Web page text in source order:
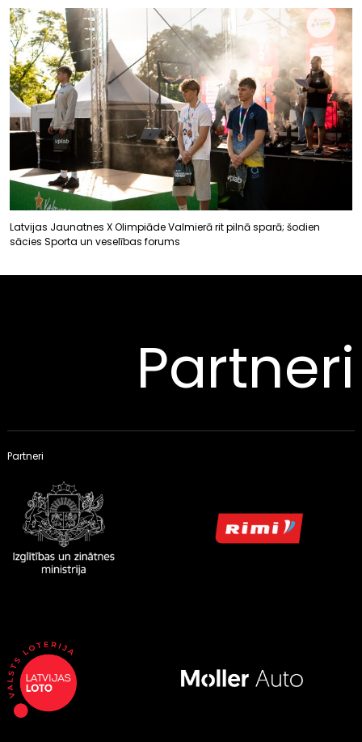
Latvijas Jaunatnes X Olimpiāde Valmierā rit pilnā sparā; šodien
sācies Sporta un veselības forums
Partneri
Partneri